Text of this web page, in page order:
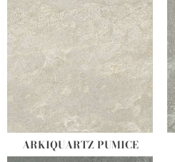
ARKIQUARTZ PUMICE